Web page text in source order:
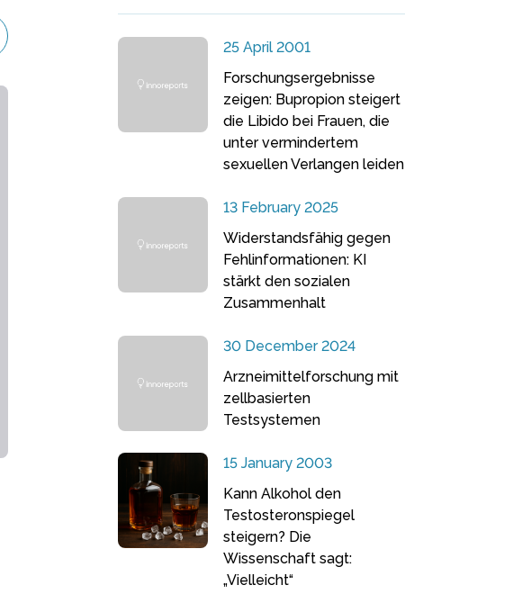
25 April 2001
Forschungsergebnisse
zeigen: Bupropion steigert
die Libido bei Frauen, die
unter vermindertem
sexuellen Verlangen leiden
13 February 2025
Widerstandsfähig gegen
Fehlinformationen: KI
stärkt den sozialen
Zusammenhalt
30 December 2024
Arzneimittelforschung mit
zellbasierten
Testsystemen
15 January 2003
Kann Alkohol den
Testosteronspiegel
steigern? Die
Wissenschaft sagt:
„Vielleicht“